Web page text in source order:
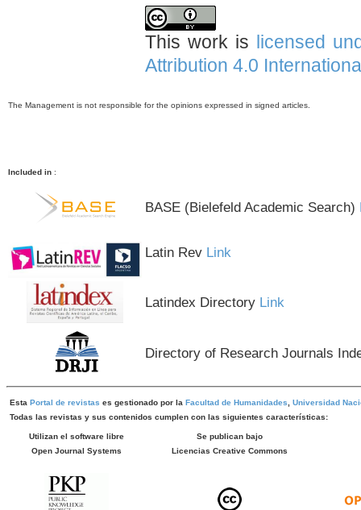
This work is licensed
Attribution 4.0
The Management is not responsible for the opinions expressed in signed articles.
Included in :
BASE (Bielefeld Academic Search)
Latin Rev Link
Latindex Directory Link
Directory of Research Journals
Esta Portal de revistas es gestionado por la Facultad de Humanidades
Universidad
Todas las revistas y sus contenidos cumplen con las siguientes características:
Utilizan el software libre
Open Journal Systems
Se publican bajo
Licencias Creative Commons